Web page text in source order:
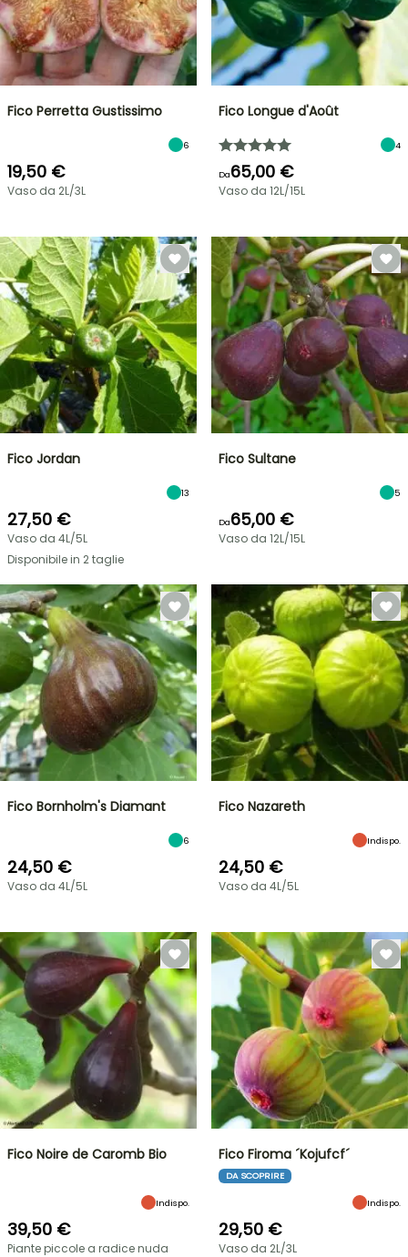
Fico Perretta Gustissimo
6
19,50 €
Vaso da 2L/3L
Fico Longue d'Août
4
Da65,00 €
Vaso da 12L/15L
Fico Jordan
13
27,50 €
Vaso da 4L/5L
Disponibile in 2 taglie
Fico Sultane
5
Da65,00 €
Vaso da 12L/15L
Fico Bornholm's Diamant
6
24,50 €
Vaso da 4L/5L
Fico Nazareth
Indispo.
24,50 €
Vaso da 4L/5L
Fico Noire de Caromb Bio
Indispo.
39,50 €
Piante piccole a radice nuda
Fico Firoma ´Kojufcf´
DA SCOPRIRE
Indispo.
29,50 €
Vaso da 2L/3L